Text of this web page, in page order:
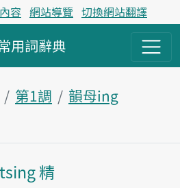
容 網站導覽 切換網站翻譯
用詞辭典
第1調
韻母ing
主內容區塊
tsing 精